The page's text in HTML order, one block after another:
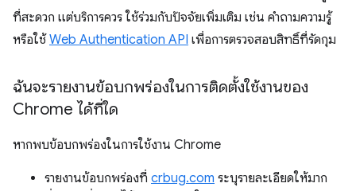
ที่สะดวก แต่บริการควร ใช้ร่วมกับปัจจัยเพิ่มเติม เช่น คำถามความรู้
หรือใช้ Web Authentication API เพื่อการตรวจสอบสิทธิ์ที่รัดกุม
ฉันจะรายงานข้อบกพร่องในการติดตั้งใช้งานของ
Chrome ได้ที่ใด
หากพบข้อบกพร่องในการใช้งาน Chrome
รายงานข้อบกพร่องที่ crbug.com ระบุรายละเอียดให้มาก